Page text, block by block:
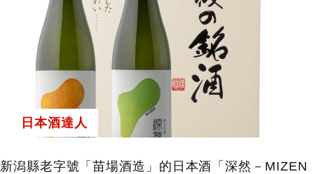
日本酒達人
新潟縣老字號「苗場酒造」的日本酒「深然－MIZEN